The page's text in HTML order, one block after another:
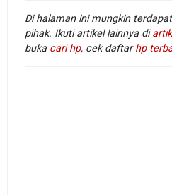
Di halaman ini mungkin
pihak. Ikuti artikel lainnya di
buka cari hp, cek daftar hp